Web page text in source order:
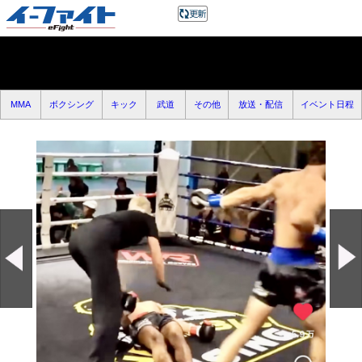
MMA ボクシング キック 武道 その他 放送・配信 イベント日程